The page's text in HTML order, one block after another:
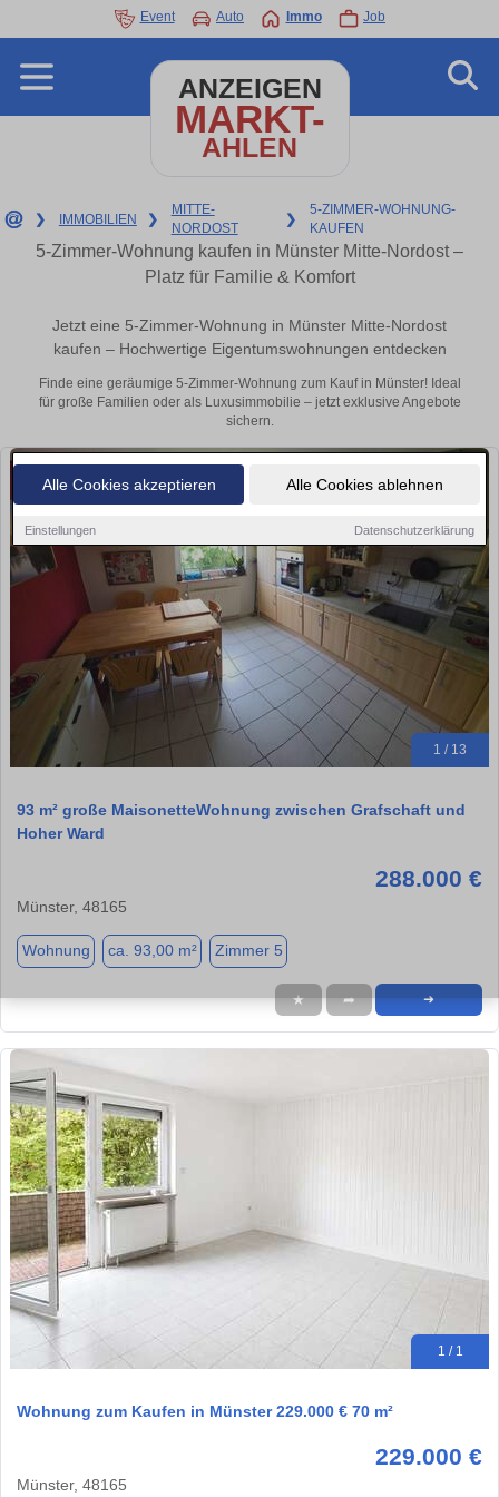
Alle Cookies akzeptieren Alle Cookies ablehnen
Einstellungen Datenschutzerklärung
Event Auto Immo Job
ANZEIGEN
MARKT-
AHLEN
❯ IMMOBILIEN ❯
MITTE-
NORDOST
❯
5-ZIMMER-WOHNUNG-
KAUFEN
5-Zimmer-Wohnung kaufen in Münster Mitte-Nordost –
Platz für Familie & Komfort
Jetzt eine 5-Zimmer-Wohnung in Münster Mitte-Nordost
kaufen – Hochwertige Eigentumswohnungen entdecken
Finde eine geräumige 5-Zimmer-Wohnung zum Kauf in Münster! Ideal
für große Familien oder als Luxusimmobilie – jetzt exklusive Angebote
sichern.
1 / 13
93 m² große MaisonetteWohnung zwischen Grafschaft und
Hoher Ward
288.000 €
Münster, 48165
Wohnung ca. 93,00 m² Zimmer 5
★ ➦ ➜
1 / 1
Wohnung zum Kaufen in Münster 229.000 € 70 m²
229.000 €
Münster, 48165